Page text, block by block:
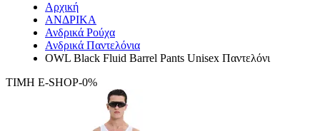
Αρχική
ΑΝΔΡΙΚΑ
Ανδρικά Ρούχα
Ανδρικά Παντελόνια
OWL Black Fluid Barrel Pants Unisex Παντελόνι
ΤΙΜΗ E-SHOP-0%